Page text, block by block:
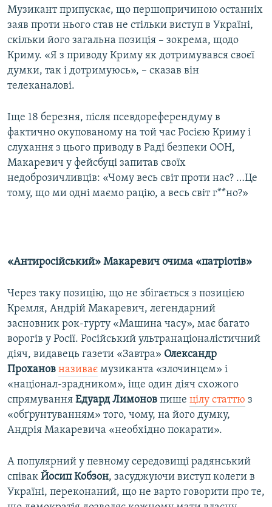
Музикант припускає, що першопричиною останніх
заяв проти нього став не стільки виступ в Україні,
скільки його загальна позиція – зокрема, щодо
Криму. «Я з приводу Криму як дотримувався своєї
думки, так і дотримуюсь», – сказав він
телеканалові.
Іще 18 березня, після псевдореферендуму в
фактично окупованому на той час Росією Криму і
слухання з цього приводу в Раді безпеки ООН,
Макаревич у фейсбуці запитав своїх
недоброзичливців: «Чому весь світ проти нас? …Це
тому, що ми одні маємо рацію, а весь світ г**но?»
«Антиросійський» Макаревич очима «патріотів»
Через таку позицію, що не збігається з позицією
Кремля, Андрій Макаревич, легендарний
засновник рок-гурту «Машина часу», має багато
ворогів у Росії. Російський ультранаціоналістичний
діяч, видавець газети «Завтра» Олександр
Проханов називає музиканта «злочинцем» і
«націонал-зрадником», іще один діяч схожого
спрямування Едуард Лимонов пише цілу статтю з
«обґрунтуванням» того, чому, на його думку,
Андрія Макаревича «необхідно покарати».
А популярний у певному середовищі радянський
співак Йосип Кобзон, засуджуючи виступ колеги в
Україні, переконаний, що не варто говорити про те,